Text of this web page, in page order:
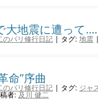
大地震に遭って
のパリ修行日記 | タグ: 地震
命”序曲
のパリ修行日記 | タグ: ジャ
者:及川 健二